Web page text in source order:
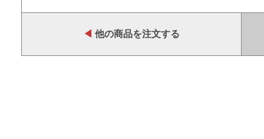
◀ 他の商品を注文する